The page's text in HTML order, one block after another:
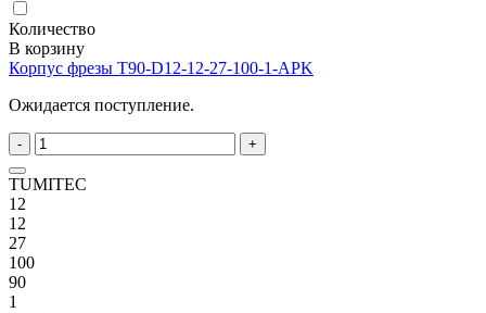
Количество
В корзину
Корпус фрезы T90-D12-12-27-100-1-APK
Ожидается поступление.
- +
TUMITEC
12
12
27
100
90
1